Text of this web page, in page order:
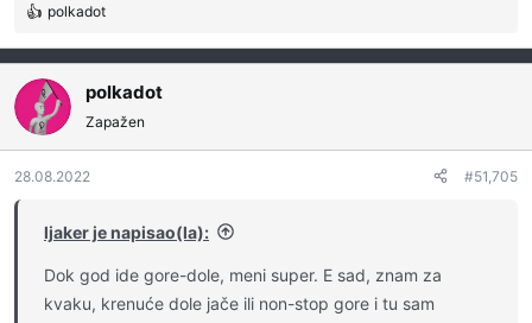
R
a
g
v
a
n
polkadot
polkadot
Zapažen
28.08.2022 #51,705
ljaker je napisao(la):
Dok god ide gore-dole, meni super. E sad, znam za
kvaku, krenuće dole jače ili non-stop gore i tu sam